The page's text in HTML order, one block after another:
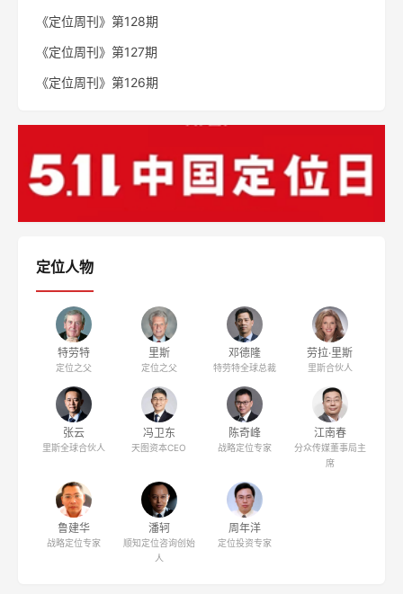
《定位周刊》第128期
《定位周刊》第127期
《定位周刊》第126期
定位人物
特劳特
定位之父
里斯
定位之父
邓德隆
特劳特全球总裁
劳拉·里斯
里斯合伙人
张云
里斯全球合伙人
冯卫东
天图资本CEO
陈奇峰
战略定位专家
江南春
分众传媒董事局主
席
鲁建华
战略定位专家
潘轲
顺知定位咨询创始
人
周年洋
定位投资专家